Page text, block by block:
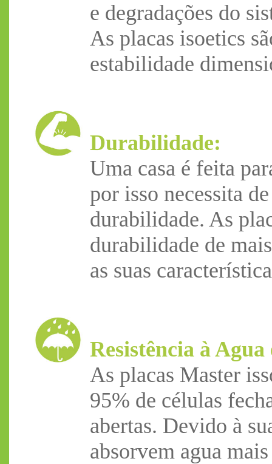
e degradações do
As placas isoetics
estabilidade
Durabilidade:
Uma casa é feita
por isso necessita
durabilidade. As
durabilidade de
as suas
Resistência à
As placas Master
95% de células
abertas. Devido à
absorvem agua